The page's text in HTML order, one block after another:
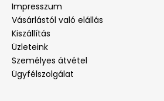
Impresszum
Vásárlástól való elállás
Kiszállítás
Üzleteink
Személyes átvétel
Ügyfélszolgálat